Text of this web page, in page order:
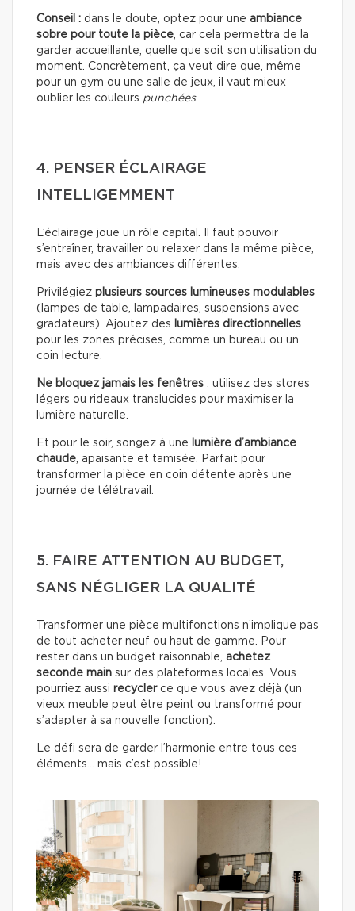
Conseil : dans le doute, optez pour une ambiance
sobre pour toute la pièce, car cela permettra de la
garder accueillante, quelle que soit son utilisation du
moment. Concrètement, ça veut dire que, même
pour un gym ou une salle de jeux, il vaut mieux
oublier les couleurs punchées.
4. PENSER ÉCLAIRAGE
INTELLIGEMMENT
L’éclairage joue un rôle capital. Il faut pouvoir
s’entraîner, travailler ou relaxer dans la même pièce,
mais avec des ambiances différentes.
Privilégiez plusieurs sources lumineuses modulables
(lampes de table, lampadaires, suspensions avec
gradateurs). Ajoutez des lumières directionnelles
pour les zones précises, comme un bureau ou un
coin lecture.
Ne bloquez jamais les fenêtres : utilisez des stores
légers ou rideaux translucides pour maximiser la
lumière naturelle.
Et pour le soir, songez à une lumière d’ambiance
chaude, apaisante et tamisée. Parfait pour
transformer la pièce en coin détente après une
journée de télétravail.
5. FAIRE ATTENTION AU BUDGET,
SANS NÉGLIGER LA QUALITÉ
Transformer une pièce multifonctions n’implique pas
de tout acheter neuf ou haut de gamme. Pour
rester dans un budget raisonnable, achetez
seconde main sur des plateformes locales. Vous
pourriez aussi recyclerce que vous avez déjà (un
vieux meuble peut être peint ou transformé pour
s’adapter à sa nouvelle fonction).
Le défi sera de garder l’harmonie entre tous ces
éléments… mais c’est possible!